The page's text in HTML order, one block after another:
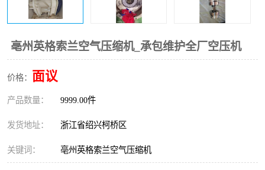
亳州英格索兰空气压缩机_承包维护全厂空压机
价格： 面议
产品数量： 9999.00件
发货地址： 浙江省绍兴柯桥区
关键词： 亳州英格索兰空气压缩机
冷却器 复盛FS-elliott离心机零件
CAMERON空压机维修 CAMERON空压机显示屏